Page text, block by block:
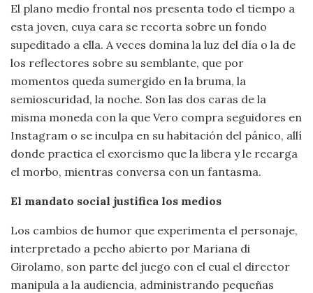
El plano medio frontal nos presenta todo el tiempo a
esta joven, cuya cara se recorta sobre un fondo
supeditado a ella. A veces domina la luz del día o la de
los reflectores sobre su semblante, que por
momentos queda sumergido en la bruma, la
semioscuridad, la noche. Son las dos caras de la
misma moneda con la que Vero compra seguidores en
Instagram o se inculpa en su habitación del pánico, allí
donde practica el exorcismo que la libera y le recarga
el morbo, mientras conversa con un fantasma.
El mandato social justifica los medios
Los cambios de humor que experimenta el personaje,
interpretado a pecho abierto por Mariana di
Girolamo, son parte del juego con el cual el director
manipula a la audiencia, administrando pequeñas